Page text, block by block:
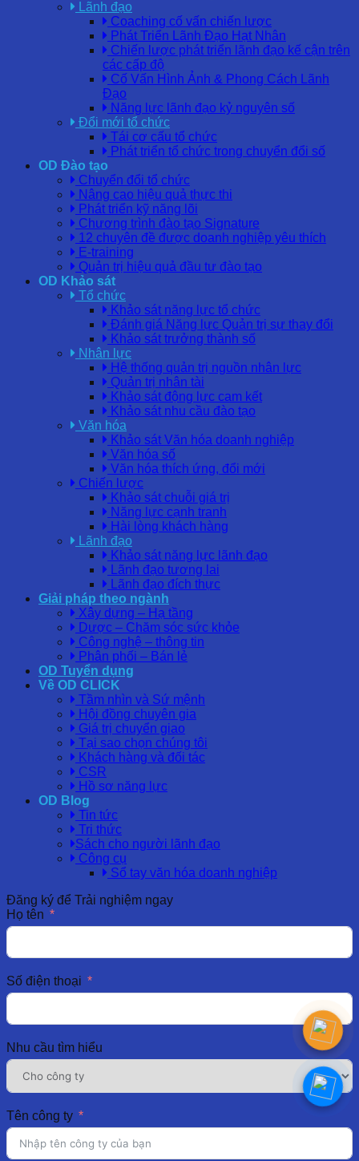
Lãnh đạo
Coaching cố vấn chiến lược
Phát Triển Lãnh Đạo Hạt Nhân
Chiến lược phát triển lãnh đạo kế cận trên
các cấp độ
Cố Vấn Hình Ảnh & Phong Cách Lãnh
Đạo
Năng lực lãnh đạo kỷ nguyên số
Đổi mới tổ chức
Tái cơ cấu tổ chức
Phát triển tổ chức trong chuyển đổi số
OD Đào tạo
Chuyển đổi tổ chức
Nâng cao hiệu quả thực thi
Phát triển kỹ năng lõi
Chương trình đào tạo Signature
12 chuyên đề được doanh nghiệp yêu thích
E-training
Quản trị hiệu quả đầu tư đào tạo
OD Khảo sát
Tổ chức
Khảo sát năng lực tổ chức
Đánh giá Năng lực Quản trị sự thay đổi
Khảo sát trưởng thành số
Nhân lực
Hệ thống quản trị nguồn nhân lực
Quản trị nhân tài
Khảo sát động lực cam kết
Khảo sát nhu cầu đào tạo
Văn hóa
Khảo sát Văn hóa doanh nghiệp
Văn hóa số
Văn hóa thích ứng, đổi mới
Chiến lược
Khảo sát chuỗi giá trị
Năng lực cạnh tranh
Hài lòng khách hàng
Lãnh đạo
Khảo sát năng lực lãnh đạo
Lãnh đạo tương lai
Lãnh đạo đích thực
Giải pháp theo ngành
Xây dựng – Hạ tầng
Dược – Chăm sóc sức khỏe
Công nghệ – thông tin
Phân phối – Bán lẻ
OD Tuyển dụng
Về OD CLICK
Tầm nhìn và Sứ mệnh
Hội đồng chuyên gia
Giá trị chuyển giao
Tại sao chọn chúng tôi
Khách hàng và đối tác
CSR
Hồ sơ năng lực
OD Blog
Tin tức
Tri thức
Sách cho người lãnh đạo
Công cụ
Sổ tay văn hóa doanh nghiệp
Đăng ký để Trải nghiệm ngay
Họ tên
Số điện thoại
Nhu cầu tìm hiểu
Tên công ty